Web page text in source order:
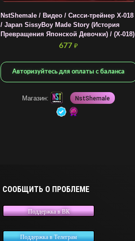
NstShemale / Видео / Сисси-трейнер X-018
/ Japan SissyBoy Made Story (История
Превращения Японской Девочки) / (X-018)
677₽
Авторизуйтесь для оплаты с баланса
Магазин: NstShemale
СООБЩИТЬ О ПРОБЛЕМЕ
Поддержка в ВК
Поддержка в Телеграм